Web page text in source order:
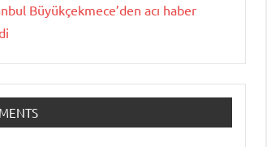
Büyükçekmece’den acı haber